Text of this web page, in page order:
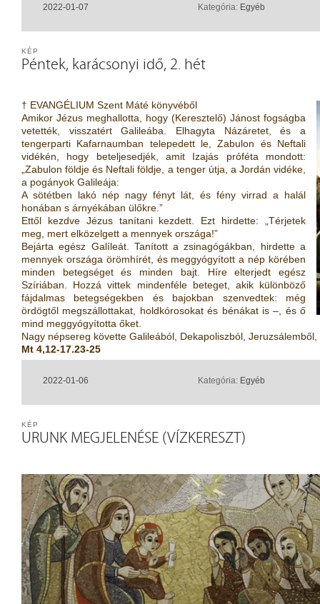
2022-01-07 Kategória: Egyéb
Péntek, karácsonyi idő, 2. hét
KÉP
† EVANGÉLIUM Szent Máté könyvéből
Amikor Jézus meghallotta, hogy (Keresztelő) Jánost fogságba
vetették, visszatért Galileába. Elhagyta Názáretet, és a
tengerparti Kafarnaumban telepedett le, Zabulon és Neftali
vidékén, hogy beteljesedjék, amit Izajás próféta mondott:
„Zabulon földje és Neftali földje, a tenger útja, a Jordán vidéke,
a pogányok Galileája:
A sötétben lakó nép nagy fényt lát, és fény virrad a halál
honában s árnyékában ülőkre.”
Ettől kezdve Jézus tanítani kezdett. Ezt hirdette: „Térjetek
meg, mert elközelgett a mennyek országa!”
Bejárta egész Galíleát. Tanított a zsinagógákban, hirdette a
mennyek országa örömhírét, és meggyógyított a nép körében
minden betegséget és minden bajt. Híre elterjedt egész
Szíriában. Hozzá vittek mindenféle beteget, akik különböző
fájdalmas betegségekben és bajokban szenvedtek: még
ördögtől megszállottakat, holdkórosokat és bénákat is –, és ő
mind meggyógyította őket.
Nagy népsereg követte Galileából, Dekapoliszból,
Mt 4,12-17.23-25
2022-01-06 Kategória: Egyéb
URUNK MEGJELENÉSE (VÍZKERESZT)
KÉP